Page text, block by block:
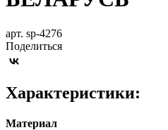
арт. sp-4276
Поделиться
Характеристики:
Материал